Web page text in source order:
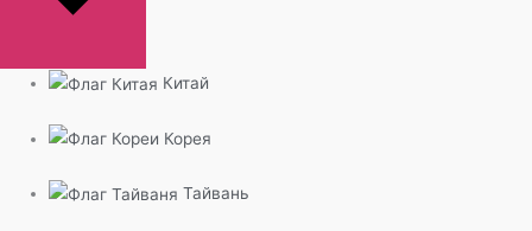
Китай
Корея
Тайвань